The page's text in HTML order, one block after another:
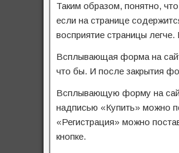
Таким образом, понятно,
если на странице
восприятие страницы
Всплывающая форма на
что бы. И после закрытия
Всплывающую форму на
надписью «Купить» можно
«Регистрация» можно
кнопке.